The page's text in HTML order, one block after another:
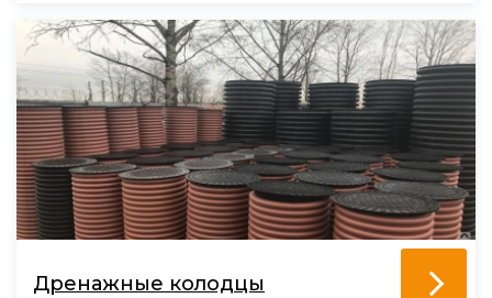
Дренажные колодцы